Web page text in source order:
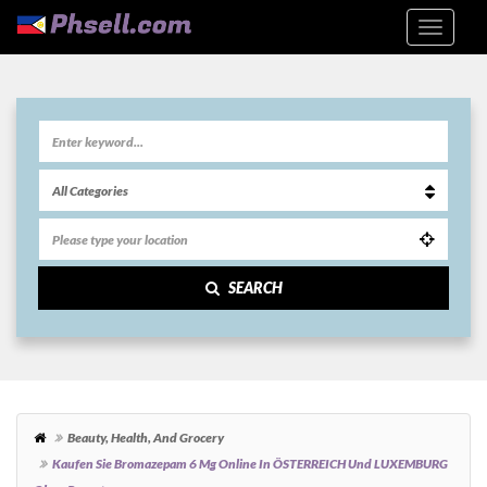
SEARCH
Beauty, Health, And Grocery
Kaufen Sie Bromazepam 6 Mg Online In ÖSTERREICH Und LUXEMBURG